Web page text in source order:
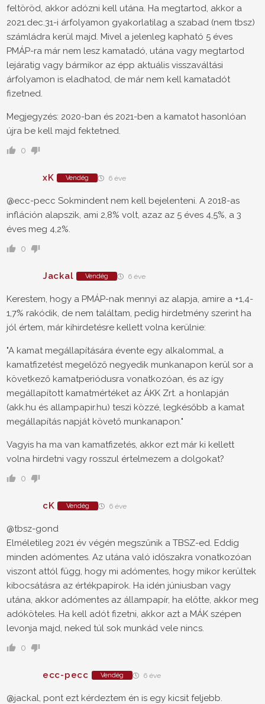
feltöröd, akkor adózni kell utána. Ha megtartod, akkor a
2021.dec.31-i árfolyamon gyakorlatilag a szabad (nem tbsz)
számládra kerül majd. Mivel a jelenleg kapható 5 éves
PMÁP-ra már nem lesz kamatadó, utána vagy megtartod
lejáratig vagy bármikor az épp aktuális visszaváltási
árfolyamon is eladhatod, de már nem kell kamatadót
fizetned.
Megjegyzés: 2020-ban és 2021-ben a kamatot hasonlóan
újra be kell majd fektetned.
0
xK Vendég 6 éve
@ecc-pecc Sokmindent nem kell bejelenteni. A 2018-as
infláción alapszik, ami 2,8% volt, azaz az 5 éves 4,5%, a 3
éves meg 4,2%.
0
Jackal Vendég 6 éve
Kerestem, hogy a PMÁP-nak mennyi az alapja, amire a +1,4-
1,7% rakódik, de nem találtam, pedig hirdetmény szerint ha
jól értem, már kihirdetésre kellett volna kerülnie:
"A kamat megállapítására évente egy alkalommal, a
kamatfizetést megelőző negyedik munkanapon kerül sor a
következő kamatperiódusra vonatkozóan, és az így
megállapított kamatmértéket az ÁKK Zrt. a honlapján
(akk.hu és allampapir.hu) teszi közzé, legkésőbb a kamat
megállapítás napját követő munkanapon."
Vagyis ha ma van kamatfizetés, akkor ezt már ki kellett
volna hirdetni vagy rosszul értelmezem a dolgokat?
0
cK Vendég 6 éve
@tbsz-gond
Elméletileg 2021 év végén megszűnik a TBSZ-ed. Eddig
minden adómentes. Az utána való időszakra vonatkozóan
viszont attól függ, hogy mi adómentes, hogy mikor kerültek
kibocsátásra az értékpapírok. Ha idén júniusban vagy
utána, akkor adómentes az állampapír, ha előtte, akkor meg
adóköteles. Ha kell adót fizetni, akkor azt a MÁK szépen
levonja majd, neked túl sok munkád vele nincs.
0
ecc-pecc Vendég 6 éve
@jackal, pont ezt kérdeztem én is egy kicsit feljebb.